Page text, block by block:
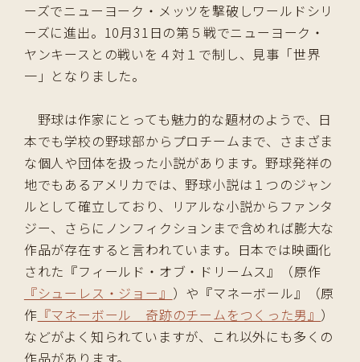
ーズでニューヨーク・メッツを撃破しワールドシリ
ーズに進出。10月31日の第５戦でニューヨーク・
ヤンキースとの戦いを４対１で制し、見事「世界
一」となりました。
野球は作家にとっても魅力的な題材のようで、日
本でも学校の野球部からプロチームまで、さまざま
な個人や団体を扱った小説があります。野球発祥の
地でもあるアメリカでは、野球小説は１つのジャン
ルとして確立しており、リアルな小説からファンタ
ジー、さらにノンフィクションまで含めれば膨大な
作品が存在すると言われています。日本では映画化
された『フィールド・オブ・ドリームス』（原作
『シューレス・ジョー』 ）や『マネーボール』（原
作 『マネーボール 奇跡のチームをつくった男』 ）
などがよく知られていますが、これ以外にも多くの
作品があります。